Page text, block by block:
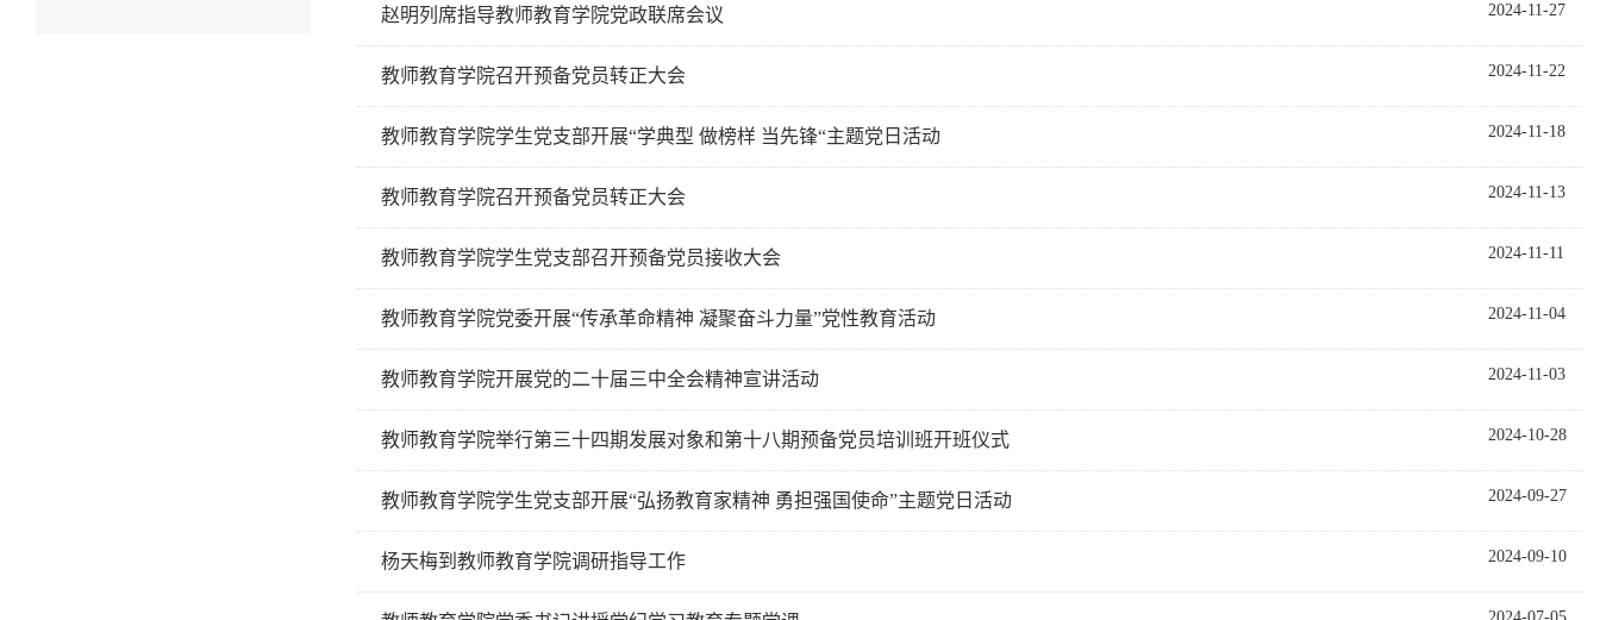
赵明列席指导教师教育学院党政联席会议 2024-11-27
教师教育学院召开预备党员转正大会 2024-11-22
教师教育学院学生党支部开展“学典型 做榜样 当先锋“主题党日活动 2024-11-18
教师教育学院召开预备党员转正大会 2024-11-13
教师教育学院学生党支部召开预备党员接收大会 2024-11-11
教师教育学院党委开展“传承革命精神 凝聚奋斗力量”党性教育活动 2024-11-04
教师教育学院开展党的二十届三中全会精神宣讲活动 2024-11-03
教师教育学院举行第三十四期发展对象和第十八期预备党员培训班开班仪式 2024-10-28
教师教育学院学生党支部开展“弘扬教育家精神 勇担强国使命”主题党日活动 2024-09-27
杨天梅到教师教育学院调研指导工作 2024-09-10